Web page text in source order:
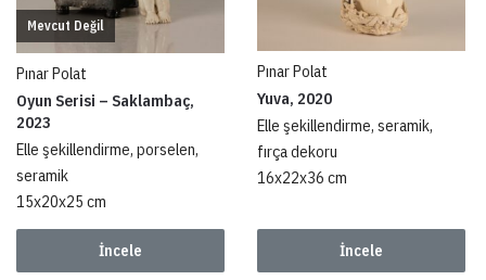
Mevcut Değil
Pınar Polat
Oyun Serisi – Saklambaç,
2023
Elle şekillendirme, porselen,
seramik
15x20x25 cm
İncele
Pınar Polat
Yuva, 2020
Elle şekillendirme, seramik,
fırça dekoru
16x22x36 cm
İncele